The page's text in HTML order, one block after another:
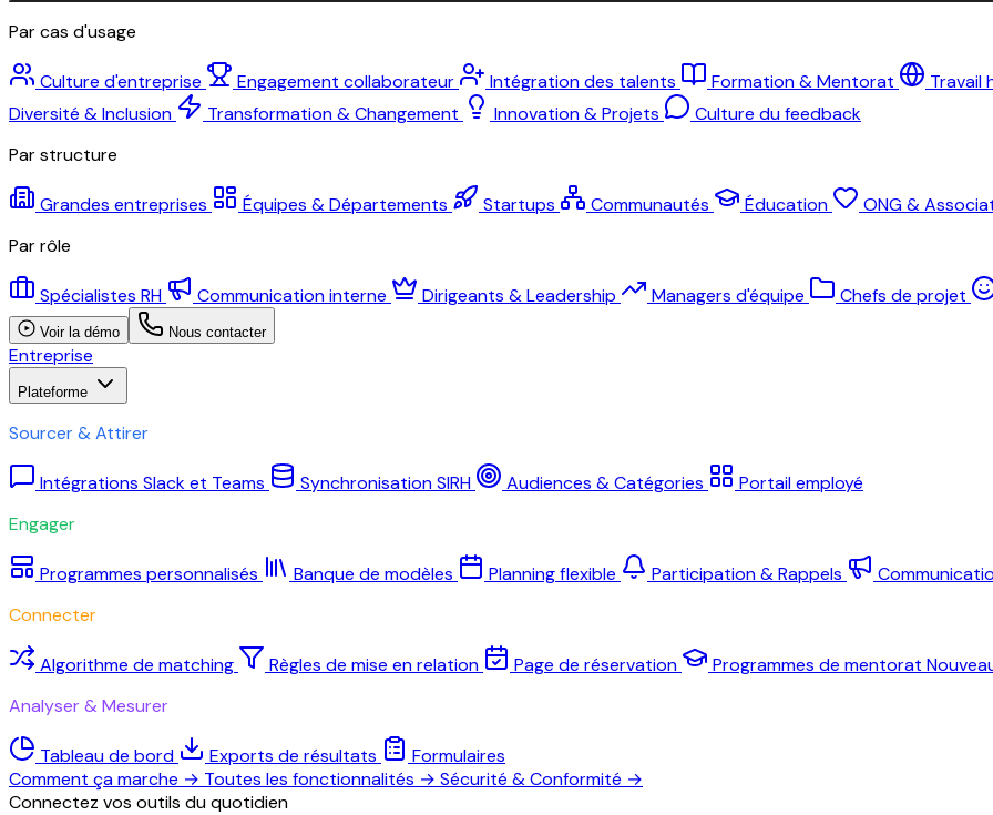
Par cas d'usage
Culture d'entreprise Engagement collaborateur Intégration des talents Formation & Mentorat
Travail
Diversité & Inclusion
Transformation & Changement Innovation & Projets
Culture du feedback
Par structure
Grandes entreprises Équipes & Départements Startups Communautés Éducation
ONG &
Par rôle
Spécialistes RH Communication interne Dirigeants & Leadership Managers d'équipe Chefs de projet
Voir la démo Nous contacter
Entreprise
Plateforme
Sourcer & Attirer
Intégrations Slack et Teams Synchronisation SIRH Audiences & Catégories
Portail employé
Engager
Programmes personnalisés Banque de modèles Planning flexible Participation & Rappels
Connecter
Algorithme de matching Règles de mise en relation Page de réservation Programmes de mentorat
Analyser & Mesurer
Tableau de bord Exports de résultats
Formulaires
Comment ça marche → Toutes les fonctionnalités → Sécurité & Conformité →
Connectez vos outils du quotidien